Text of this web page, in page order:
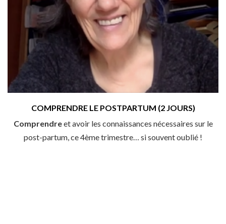
COMPRENDRE LE POSTPARTUM (2 JOURS)
Comprendreet avoir les connaissances nécessaires sur le
post-partum, ce 4ème trimestre… si souvent oublié !